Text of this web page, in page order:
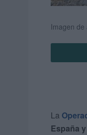
Imagen de
La
España